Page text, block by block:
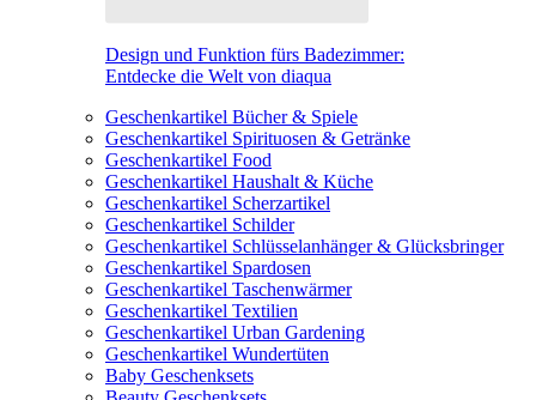
Design und Funktion fürs Badezimmer:
Entdecke die Welt von diaqua
Geschenkartikel Bücher & Spiele
Geschenkartikel Spirituosen & Getränke
Geschenkartikel Food
Geschenkartikel Haushalt & Küche
Geschenkartikel Scherzartikel
Geschenkartikel Schilder
Geschenkartikel Schlüsselanhänger & Glücksbringer
Geschenkartikel Spardosen
Geschenkartikel Taschenwärmer
Geschenkartikel Textilien
Geschenkartikel Urban Gardening
Geschenkartikel Wundertüten
Baby Geschenksets